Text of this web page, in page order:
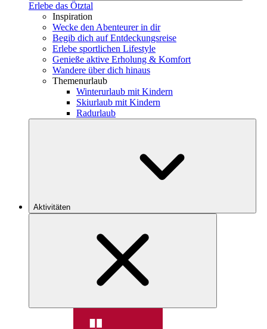
Erlebe das Ötztal
Inspiration
Wecke den Abenteurer in dir
Begib dich auf Entdeckungsreise
Erlebe sportlichen Lifestyle
Genieße aktive Erholung & Komfort
Wandere über dich hinaus
Themenurlaub
Winterurlaub mit Kindern
Skiurlaub mit Kindern
Radurlaub
Aktivitäten